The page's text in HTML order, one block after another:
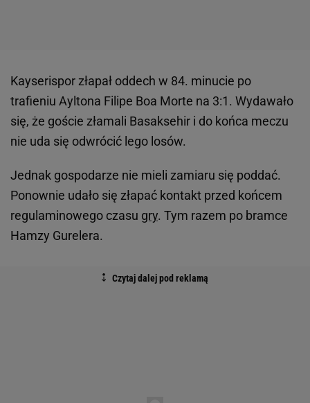
Kayserispor złapał oddech w 84. minucie po
trafieniu Ayltona Filipe Boa Morte na 3:1. Wydawało
się, że goście złamali Basaksehir i do końca meczu
nie uda się odwrócić lego losów.
Jednak gospodarze nie mieli zamiaru się poddać.
Ponownie udało się złapać kontakt przed końcem
regulaminowego czasu gry. Tym razem po bramce
Hamzy Gurelera.